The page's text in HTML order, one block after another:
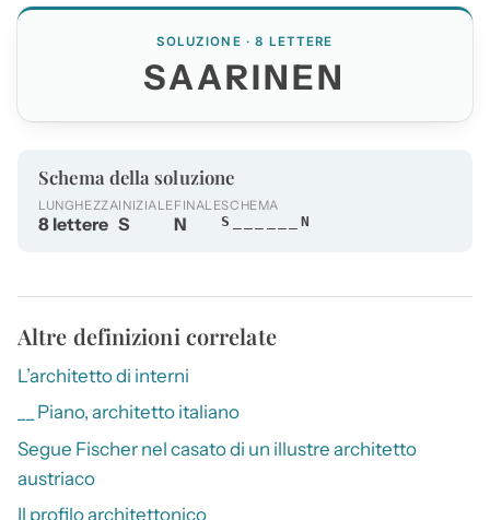
SOLUZIONE · 8 LETTERE
SAARINEN
Schema della soluzione
LUNGHEZZA
8 lettere
INIZIALE
S
FINALE
N
SCHEMA
S______N
Altre definizioni correlate
L’architetto di interni
__ Piano, architetto italiano
Segue Fischer nel casato di un illustre architetto
austriaco
Il profilo architettonico